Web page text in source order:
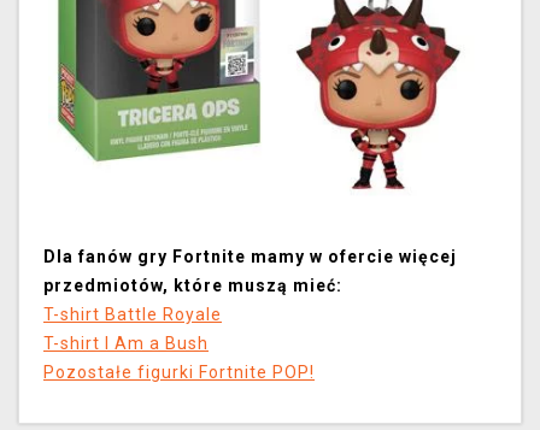
Dla fanów gry Fortnite mamy w ofercie więcej
przedmiotów, które muszą mieć:
T-shirt Battle Royale
T-shirt I Am a Bush
Pozostałe figurki Fortnite POP!